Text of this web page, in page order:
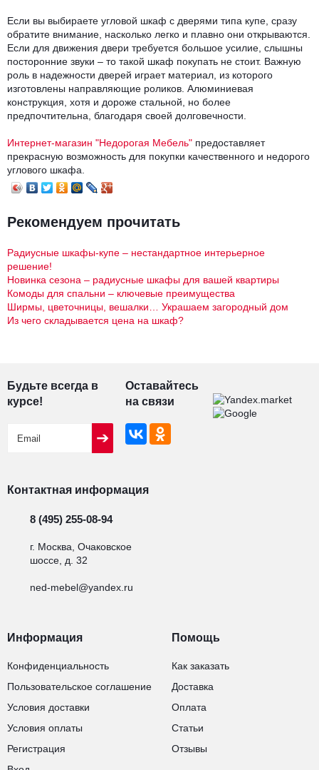
Если вы выбираете угловой шкаф с дверями типа купе, сразу
обратите внимание, насколько легко и плавно они открываются.
Если для движения двери требуется большое усилие, слышны
посторонние звуки – то такой шкаф покупать не стоит. Важную
роль в надежности дверей играет материал, из которого
изготовлены направляющие роликов. Алюминиевая
конструкция, хотя и дороже стальной, но более
предпочтительна, благодаря своей долговечности.
Интернет-магазин "Недорогая Мебель" предоставляет
прекрасную возможность для покупки качественного и недорого
углового шкафа.
Рекомендуем прочитать
Радиусные шкафы-купе – нестандартное интерьерное
решение!
Новинка сезона – радиусные шкафы для вашей квартиры
Комоды для спальни – ключевые преимущества
Ширмы, цветочницы, вешалки… Украшаем загородный дом
Из чего складывается цена на шкаф?
Информация
Конфиденциальность
Пользовательское соглашение
Условия доставки
Условия оплаты
Регистрация
Помощь
Как заказать
Доставка
Оплата
Статьи
Отзывы
Будьте всегда в
курсе!
Оставайтесь
на связи
Контактная информация
8 (495) 255-08-94
г. Москва, Очаковское
шоссе, д. 32
ned-mebel@yandex.ru